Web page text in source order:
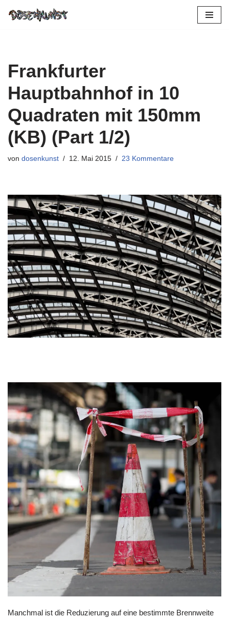
Frankfurter
Hauptbahnhof in 10
Quadraten mit 150mm
(KB) (Part 1/2)
von dosenkunst 12. Mai 2015 23 Kommentare
Manchmal ist die Reduzierung auf eine bestimmte Brennweite